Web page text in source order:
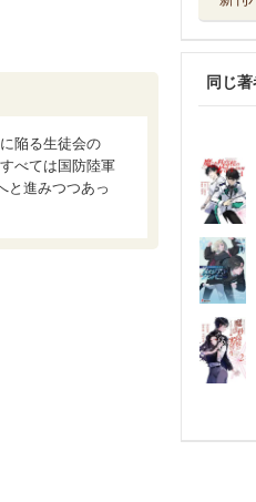
陥る生徒会の
べては国防陸軍
と進みつつあっ
同じ